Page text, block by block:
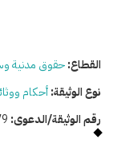
القطاع:حقوق مدنية
نوع الوثيقة:أحكام
رقم الوثيقة/الدعوى: